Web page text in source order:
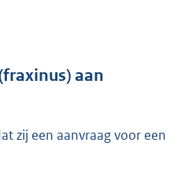
aan
zij een aanvraag voor een